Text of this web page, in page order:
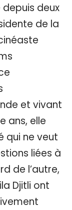
deux
de la
et vivant
ans, elle
qui ne veut
liées à
de l’autre,
Djitli ont